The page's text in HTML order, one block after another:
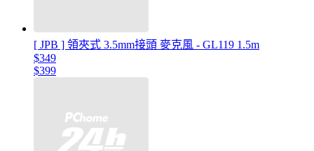
[ JPB ] 領夾式 3.5mm接頭 麥克風 - GL119 1.5m
$349
$399